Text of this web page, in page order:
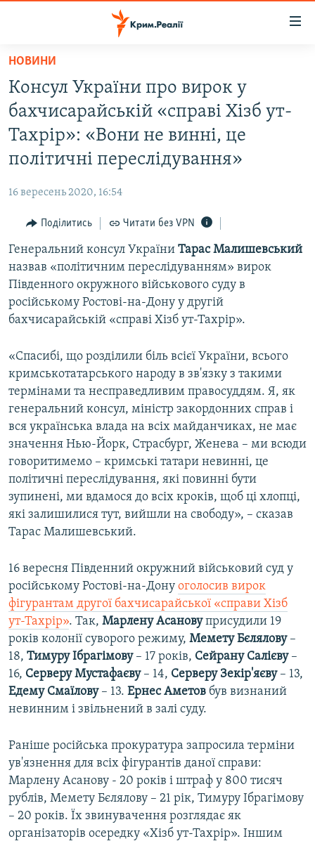
Перейти
основного
матеріалу
Перейти
до
основної
Перейти
пошуку
ВОДА.КРИМ
ВІДЕО ТА ФОТО
ПОЛІТИКА
ПОГЛЯД
ІНТЕРВ'Ю
ВСЕ ЗА ДЕНЬ
СПЕЦПРОЕКТИ
ДЕПОРТАЦІЯ
ВІДЕОУРОКИ «ELIFBE»
СВІДЧЕННЯ ОКУПАЦІЇ
УКРАЇНСЬКА ПРОБЛЕМА КРИМУ
ІНФОГРАФІКА
ЯК ОБІЙТИ БЛОКУВАННЯ
Qırımtatar
Усі сайти RFE/RL
НОВИНИ
Консул України про вирок у
бахчисарайській «справі Хізб ут-
Тахрір»: «Вони не винні, це
політичні переслідування»
16 вересень 2020, 16:54
Поділитись Читати без VPN
Генеральний консул України Тарас Малишевський
назвав «політичним переслідуванням» вирок
Південного окружного військового суду в
російському Ростові-на-Дону у другій
бахчисарайській «справі Хізб ут-Тахрір».
«Спасибі, що розділили біль всієї України, всього
кримськотатарського народу в зв'язку з такими
термінами та несправедливим правосуддям. Я, як
генеральний консул, міністр закордонних справ і
вся українська влада на всіх майданчиках, не має
значення Нью-Йорк, Страсбург, Женева – ми всюди
говоритимемо – кримські татари невинні, це
політичні переслідування, які повинні бути
зупинені, ми вдамося до всіх кроків, щоб ці хлопці,
які залишилися тут, вийшли на свободу», – сказав
Тарас Малишевський.
16 вересня Південний окружний військовий суд у
російському Ростові-на-Дону оголосив вирок
фігурантам другої бахчисарайської «справи Хізб
ут-Тахрір». Так, Марлену Асановуприсудили 19
років колонії суворого режиму, Мемету Бєлялову–
18, Тимуру Ібрагімову– 17 років, Сейрану Салієву–
16, Серверу Мустафаєву– 14, Серверу Зекір'яєву– 13,
Едему Смаїлову– 13. Ернес Аметов був визнаний
невинним і звільнений в залі суду.
Раніше російська прокуратура запросила терміни
ув'язнення для всіх фігурантів даної справи:
Марлену Асанову - 20 років і штраф у 800 тисяч
рублів, Мемету Бєлялову – 21 рік, Тимуру Ібрагімову
– 20 років. Їх звинувачення розглядає як
організаторів осередку «Хізб ут-Тахрір». Іншим